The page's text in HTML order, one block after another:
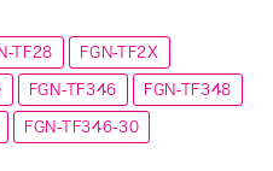
TF28 FGN-TF2X
FGN-TF346 FGN-TF348
FGN-TF346-30